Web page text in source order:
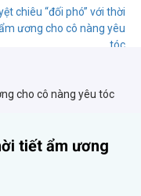
cho cô nàng yêu tóc
tiết ẩm ương